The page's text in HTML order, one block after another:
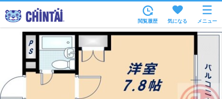
沿線・駅から
住所から
家賃相場から
通勤通学時間から
閲覧履歴 気になる メニュー